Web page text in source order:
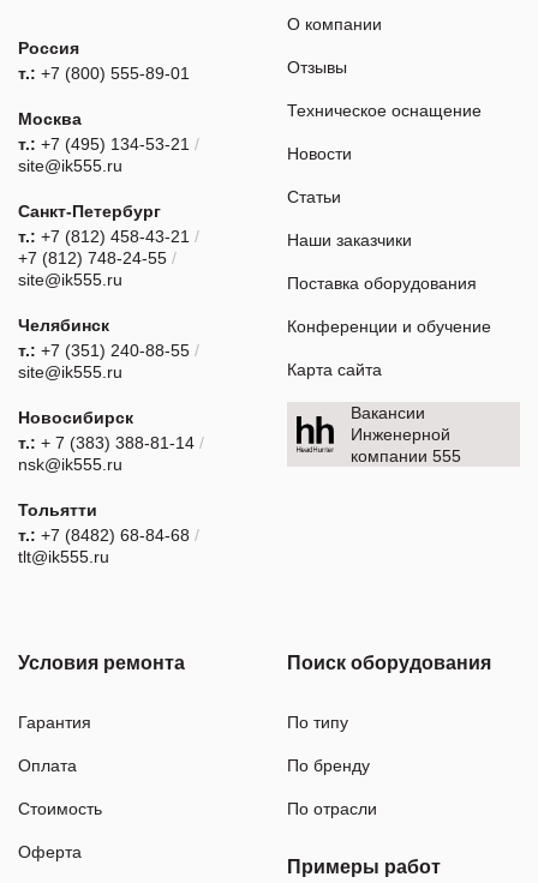
Россия
т.: +7 (800) 555-89-01
Москва
т.: +7 (495) 134-53-21 /
site@ik555.ru
Санкт-Петербург
т.: +7 (812) 458-43-21 /
+7 (812) 748-24-55 /
site@ik555.ru
Челябинск
т.: +7 (351) 240-88-55 /
site@ik555.ru
Новосибирск
т.: + 7 (383) 388-81-14 /
nsk@ik555.ru
Тольятти
т.: +7 (8482) 68-84-68 /
tlt@ik555.ru
О компании
Отзывы
Техническое оснащение
Новости
Статьи
Наши заказчики
Поставка оборудования
Конференции и обучение
Карта сайта
Вакансии
Инженерной
компании 555
Условия ремонта
Гарантия
Оплата
Стоимость
Оферта
Поиск оборудования
По типу
По бренду
По отрасли
Примеры работ